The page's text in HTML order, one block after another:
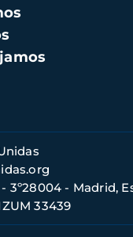
3º28004 - Madrid,
33439